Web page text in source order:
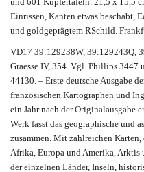
Einrissen, Kanten etwas beschabt,
und goldgeprägtem RSchild.
VD17 39:129238W, 39:129243Q,
Graesse IV, 354. Vgl. Phillips 3447
44130. – Erste deutsche Ausgabe
französischen Kartographen und
ein Jahr nach der Originalausgabe
Werk fasst das geographische und
zusammen. Mit zahlreichen
Afrika, Europa und Amerika, Arktis
der einzelnen Länder, Inseln,